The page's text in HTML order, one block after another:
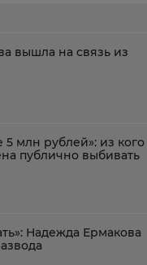
вышла на связь из
млн рублей»: из кого
публично выбивать
Надежда Ермакова